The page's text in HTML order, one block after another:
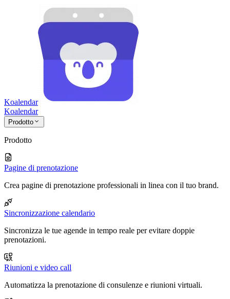
Koalendar
Koalendar
Prodotto
Prodotto
Pagine di prenotazione
Crea pagine di prenotazione professionali in linea con il tuo brand.
Sincronizzazione calendario
Sincronizza le tue agende in tempo reale per evitare doppie
prenotazioni.
Riunioni e video call
Automatizza la prenotazione di consulenze e riunioni virtuali.